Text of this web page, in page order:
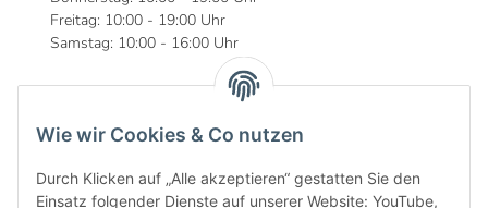
Wie wir Cookies & Co nutzen
Durch Klicken auf „Alle akzeptieren“ gestatten Sie den
Einsatz folgender Dienste auf unserer Website: YouTube,
Freitag: 10:00 - 19:00 Uhr
Samstag: 10:00 - 16:00 Uhr
Informationen
Gesetzliche Informationen